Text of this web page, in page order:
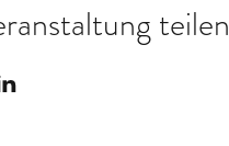
teilen